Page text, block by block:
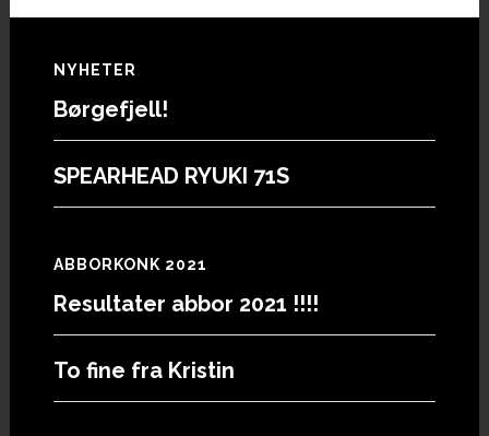
Footer
NYHETER
Børgefjell!
SPEARHEAD RYUKI 71S
ABBORKONK 2021
Resultater abbor 2021 !!!!
To fine fra Kristin